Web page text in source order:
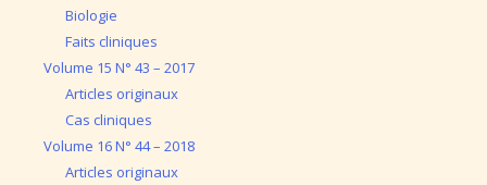
Biologie
Faits cliniques
Volume 15 N° 43 – 2017
Articles originaux
Cas cliniques
Volume 16 N° 44 – 2018
Articles originaux